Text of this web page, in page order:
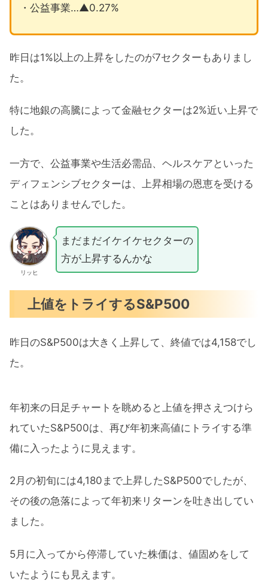
・公益事業…▲0.27%
昨日は1%以上の上昇をしたのが7セクターもありまし
た。
特に地銀の高騰によって金融セクターは2%近い上昇で
した。
一方で、公益事業や生活必需品、ヘルスケアといった
ディフェンシブセクターは、上昇相場の恩恵を受ける
ことはありませんでした。
リッヒ
まだまだイケイケセクターの
方が上昇するんかな
上値をトライするS&P500
昨日のS&P500は大きく上昇して、終値では4,158でし
た。
年初来の日足チャートを眺めると上値を押さえつけら
れていたS&P500は、再び年初来高値にトライする準
備に入ったように見えます。
2月の初旬には4,180まで上昇したS&P500でしたが、
その後の急落によって年初来リターンを吐き出してい
ました。
5月に入ってから停滞していた株価は、値固めをして
いたようにも見えます。